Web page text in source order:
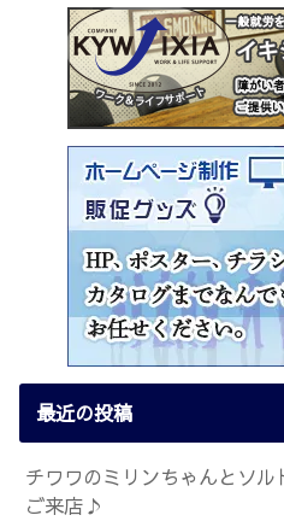
最近の投稿
チワワのミリンちゃんとソ
ご来店♪